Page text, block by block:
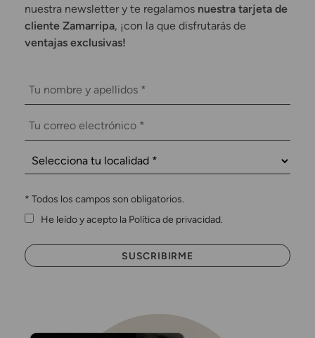
nuestra newsletter y te regalamos nuestra tarjeta de
cliente Zamarripa, ¡con la que disfrutarás de
ventajas exclusivas!
* Todos los campos son obligatorios.
He leído y acepto la Política de privacidad.